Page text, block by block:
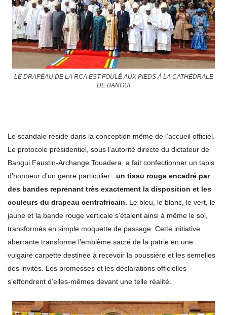
LE DRAPEAU DE LA RCA EST FOULÉ AUX PIEDS À LA CATHÉDRALE
DE BANGUI
Le scandale réside dans la conception même de l’accueil officiel.
Le protocole présidentiel, sous l’autorité directe du dictateur de
Bangui Faustin-Archange Touadera, a fait confectionner un tapis
d’honneur d’un genre particulier : un tissu rouge encadré par
des bandes reprenant très exactement la disposition et les
couleurs du drapeau centrafricain. Le bleu, le blanc, le vert, le
jaune et la bande rouge verticale s’étalent ainsi à même le sol,
transformés en simple moquette de passage. Cette initiative
aberrante transforme l’emblème sacré de la patrie en une
vulgaire carpette destinée à recevoir la poussière et les semelles
des invités. Les promesses et les déclarations officielles
s’effondrent d’elles-mêmes devant une telle réalité.